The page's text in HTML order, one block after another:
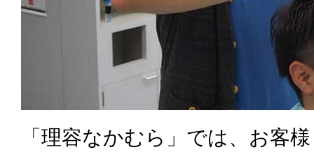
「理容なかむら」では、お客